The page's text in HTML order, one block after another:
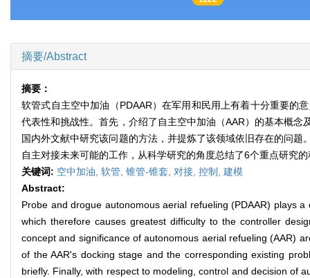
摘要/Abstract
摘要：
软管式自主空中加油（PDAAR）在军用和民用上有着十分重要的
代表性和挑战性。首先，介绍了自主空中加油（AAR）的基本概
国内外文献中研究该问题的方法，并提炼了该领域依旧存在的问
自主对接未来可能的工作，从科学研究的角度总结了6个重点研究
关键词: 空中加油, 软管, 锥管-锥套, 对接, 控制, 建模
Abstract:
Probe and drogue autonomous aerial refueling (PDAAR) plays
which therefore causes greatest difficulty to the controller
concept and significance of autonomous aerial refueling (AAR)
of the AAR's docking stage and the corresponding existing
briefly. Finally, with respect to modeling, control and decision of